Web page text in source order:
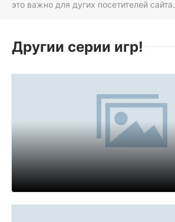
это важно для дугих посетителей сайта.
Другии серии игр!